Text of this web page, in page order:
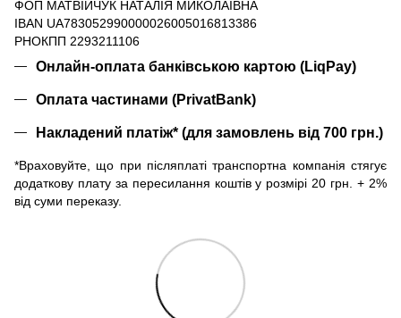
ФОП МАТВІЙЧУК НАТАЛІЯ МИКОЛАЇВНА
IBAN UA783052990000026005016813386
РНОКПП 2293211106
Онлайн-оплата банківською картою (LiqPay)
Оплата частинами (PrivatBank)
Накладений платіж* (для замовлень від 700 грн.)
*Враховуйте, що при післяплаті транспортна компанія стягує
додаткову плату за пересилання коштів у розмірі 20 грн. + 2%
від суми переказу.